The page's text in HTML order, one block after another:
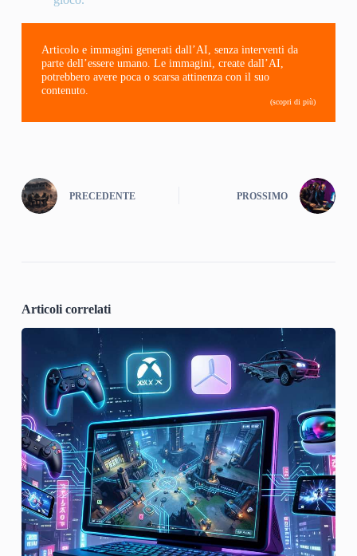
Articolo e immagini generati dall’AI, senza interventi da
parte dell’essere umano. Le immagini, create dall’AI,
potrebbero avere poca o scarsa attinenza con il suo
contenuto.
(scopri di più)
PRECEDENTE PROSSIMO
Articoli correlati